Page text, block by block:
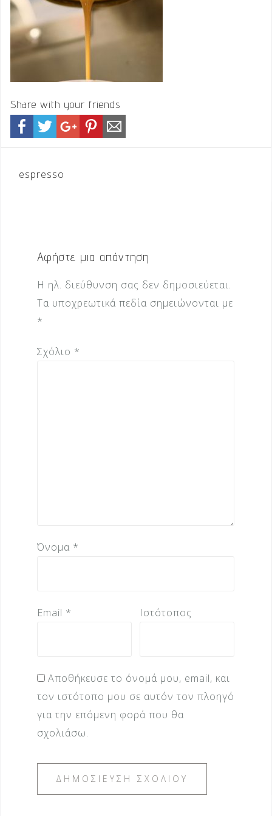
Share with your friends
Πλοήγηση
espresso
Αφήστε μια απάντηση
Η ηλ. διεύθυνση σας δεν δημοσιεύεται.
Τα υποχρεωτικά πεδία σημειώνονται με
*
Σχόλιο *
Όνομα *
Email * Ιστότοπος
Αποθήκευσε το όνομά μου, email, και
τον ιστότοπο μου σε αυτόν τον πλοηγό
για την επόμενη φορά που θα
σχολιάσω.